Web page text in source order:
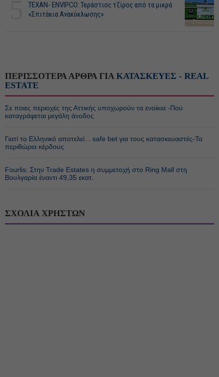
ΤΕΧΑΝ- ENVIPCO: Τεράστιος τζίρος από τα μικρά
«Σπιτάκια Ανακύκλωσης»
ΠΕΡΙΣΣΟΤΕΡΑ ΑΡΘΡΑ ΓΙΑ ΚΑΤΑΣΚΕΥΕΣ - REAL
ESTATE
Σε ποιες περιοχές της Αττικής υποχωρούν τα ενοίκια -Πού
καταγράφεται μεγάλη άνοδος
Γιατί το Ελληνικό αποτελεί... safe bet για τους κατασκευαστές-Τα
περιθώρια κέρδους
Fourlis: Στην Trade Estates η συμμετοχή στο Ring Mall στη
Βουλγαρία έναντι 49,35 εκατ.
ΣΧΟΛΙΑ ΧΡΗΣΤΩΝ